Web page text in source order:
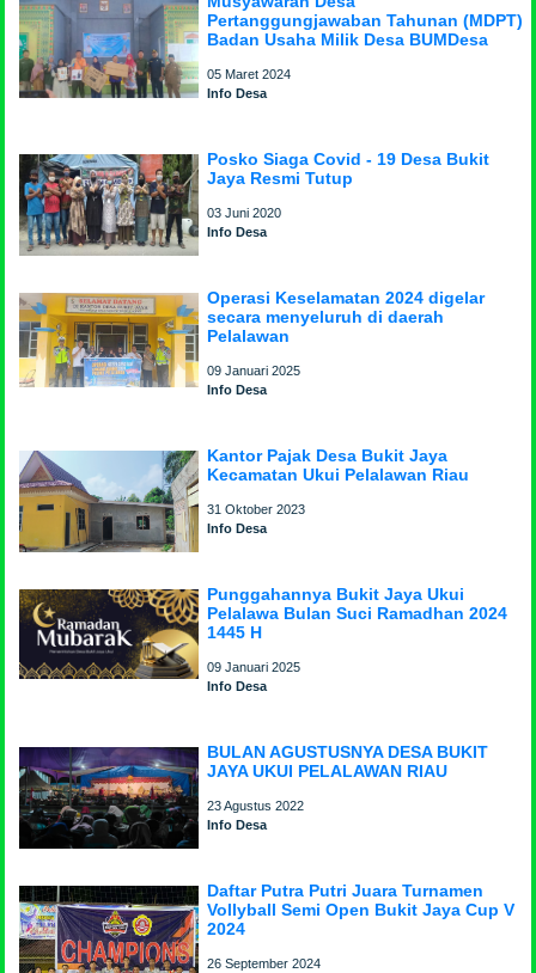
Pertanggungjawaban Tahunan (MDPT)
Badan Usaha Milik Desa BUMDesa
05 Maret 2024
Info Desa
Posko Siaga Covid - 19 Desa Bukit
Jaya Resmi Tutup
03 Juni 2020
Info Desa
Operasi Keselamatan 2024 digelar
secara menyeluruh di daerah
Pelalawan
09 Januari 2025
Info Desa
Kantor Pajak Desa Bukit Jaya
Kecamatan Ukui Pelalawan Riau
31 Oktober 2023
Info Desa
Punggahannya Bukit Jaya Ukui
Pelalawa Bulan Suci Ramadhan 2024
1445 H
09 Januari 2025
Info Desa
BULAN AGUSTUSNYA DESA BUKIT
JAYA UKUI PELALAWAN RIAU
23 Agustus 2022
Info Desa
Daftar Putra Putri Juara Turnamen
Vollyball Semi Open Bukit Jaya Cup V
2024
26 September 2024